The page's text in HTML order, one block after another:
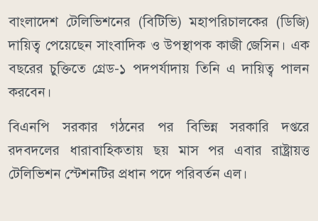
বাংলাদেশ টেলিভিশনের (বিটিভি) মহাপরিচালকের (ডিজি)
দায়িত্ব পেয়েছেন সাংবাদিক ও উপস্থাপক কাজী জেসিন। এক
বছরের চুক্তিতে গ্রেড-১ পদপর্যাদায় তিনি এ দায়িত্ব পালন
করবেন।
বিএনপি সরকার গঠনের পর বিভিন্ন সরকারি দপ্তরে
রদবদলের ধারাবাহিকতায় ছয় মাস পর এবার রাষ্ট্রায়ত্ত
টেলিভিশন স্টেশনটির প্রধান পদে পরিবর্তন এল।